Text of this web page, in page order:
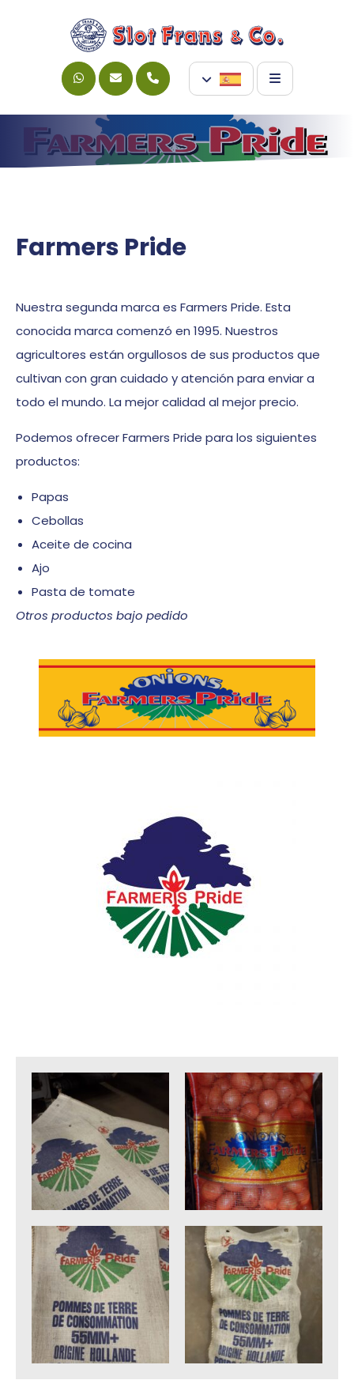
Farmers Pride
Nuestra segunda marca es Farmers Pride. Esta
conocida marca comenzó en 1995. Nuestros
agricultores están orgullosos de sus productos que
cultivan con gran cuidado y atención para enviar a
todo el mundo. La mejor calidad al mejor precio.
Podemos ofrecer Farmers Pride para los siguientes
productos:
Papas
Cebollas
Aceite de cocina
Ajo
Pasta de tomate
Otros productos bajo pedido